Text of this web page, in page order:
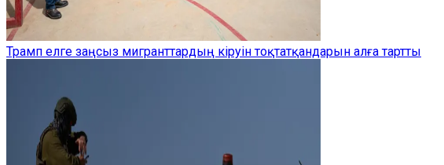
Трамп елге заңсыз мигранттардың кіруін тоқтатқандарын алға тартты